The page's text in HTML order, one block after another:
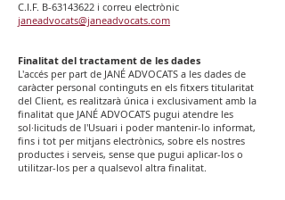
C.I.F. B-63143622 i correu electrònic
janeadvocats@janeadvocats.com
Finalitat del tractament de les dades
L'accés per part de JANÉ ADVOCATS a les dades de
caràcter personal continguts en els fitxers titularitat
del Client, es realitzarà única i exclusivament amb la
finalitat que JANÉ ADVOCATS pugui atendre les
sol·licituds de l'Usuari i poder mantenir-lo informat,
fins i tot per mitjans electrònics, sobre els nostres
productes i serveis, sense que pugui aplicar-los o
utilitzar-los per a qualsevol altra finalitat.